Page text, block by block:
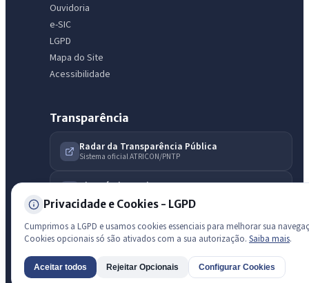
Ouvidoria
e-SIC
LGPD
Mapa do Site
Acessibilidade
Transparência
Radar da Transparência Pública
Sistema oficial ATRICON/PNTP
Diagnóstico Atricon
Privacidade e Cookies - LGPD
Cumprimos a LGPD e usamos cookies essenciais para melhorar sua
Cookies opcionais só são ativados com a sua autorização. Saiba mais.
Aceitar todos Rejeitar Opcionais Configurar Cookies
Licitações abertas